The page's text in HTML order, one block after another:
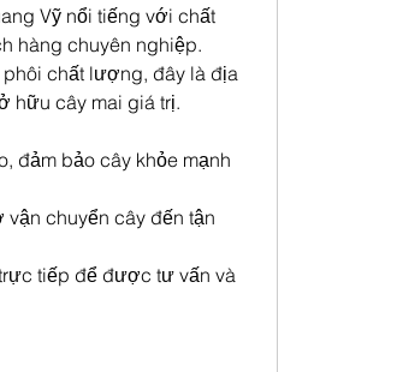
Vỹ nổi tiếng với chất
hàng chuyên nghiệp.
chất lượng, đây là địa
hữu cây mai giá trị.
đảm bảo cây khỏe mạnh
chuyển cây đến tận
tiếp để được tư vấn và